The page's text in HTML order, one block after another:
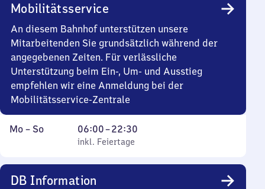
0
Uhr
Mobilitätsservice
An diesem Bahnhof unterstützen unsere
Mitarbeitenden Sie grundsätzlich während der
angegebenen Zeiten. Für verlässliche
Unterstützung beim Ein-, Um- und Ausstieg
empfehlen wir eine Anmeldung bei der
Mobilitätsservice-Zentrale
Montag
Mo – So,
inkl. Feiertage
06:00–22:30
Von
6
22
inkl. Feiertage
DB Information